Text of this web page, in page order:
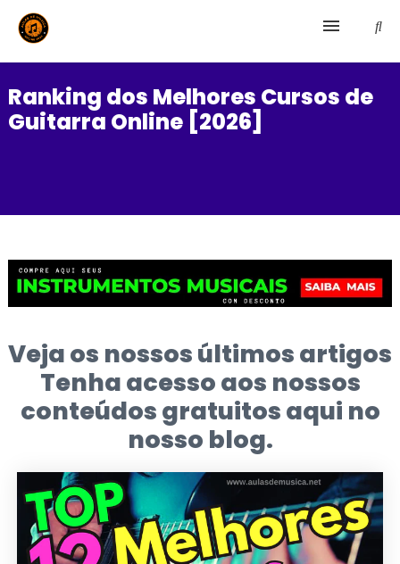
Home
Canto
Guitarra
Bandolim
Bateria
Ukulele
Violino
Ranking dos Melhores Cursos de
Guitarra Online [2026]
Veja os nossos últimos artigos
Tenha acesso aos nossos
conteúdos gratuitos aqui no
nosso blog.